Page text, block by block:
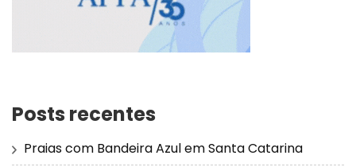
Posts recentes
Praias com Bandeira Azul em Santa Catarina